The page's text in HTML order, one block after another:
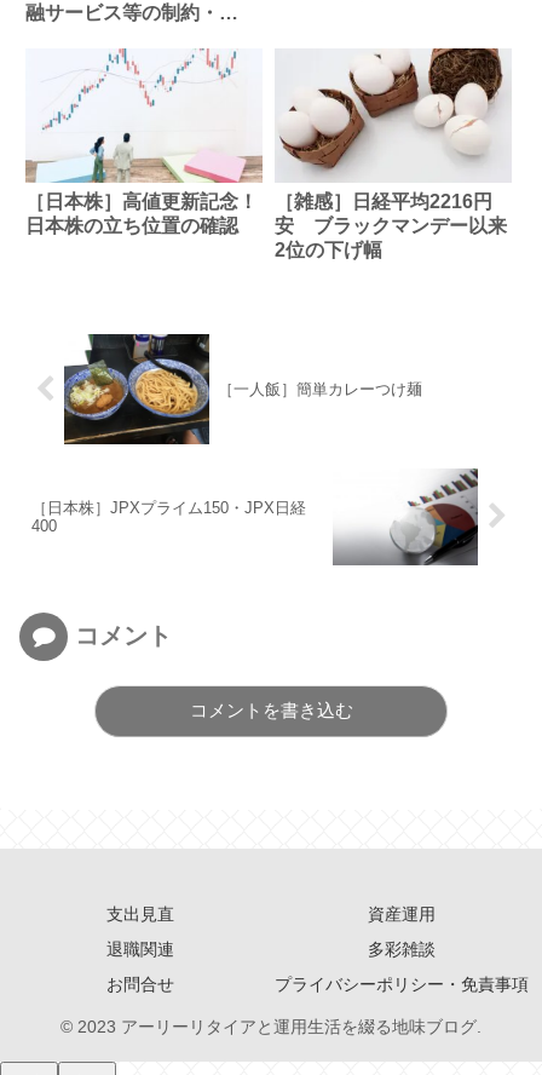
融サービス等の制約・
［日本株］高値更新記念！
日本株の立ち位置の確認
［雑感］日経平均2216円
安 ブラックマンデー以来
2位の下げ幅
［一人飯］簡単カレーつけ麺
［日本株］JPXプライム150・JPX日経
400
コメント
コメントを書き込む
支出見直
資産運用
退職関連
多彩雑談
お問合せ
プライバシーポリシー・免責事項
© 2023 アーリーリタイアと運用生活を綴る地味ブログ.